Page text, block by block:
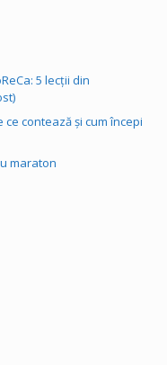
5 lecții din
contează și cum începi
maraton